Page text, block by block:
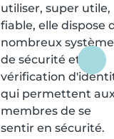
utiliser, super utile,
fiable, elle dispose
nombreux
de sécurité et de
vérification
qui permettent
membres de se
sentir en sécurité.